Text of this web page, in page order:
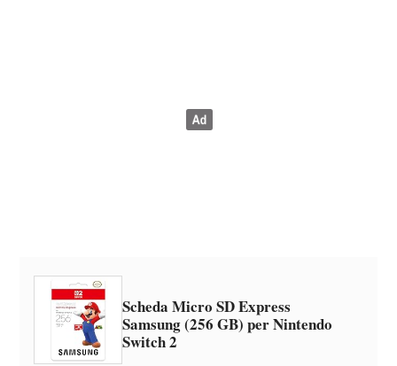
Scheda Micro SD Express
Samsung (256 GB) per Nintendo
Switch 2